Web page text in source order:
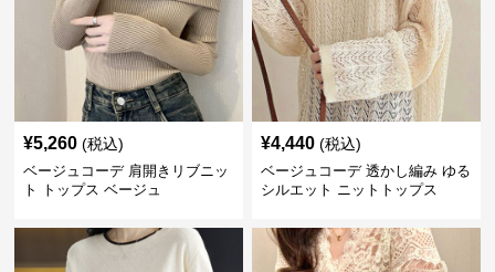
¥5,260 (税込)
ベージュコーデ 肩開きリブニッ
ト トップス ベージュ
¥4,440 (税込)
ベージュコーデ 透かし編み ゆる
シルエット ニットトップス